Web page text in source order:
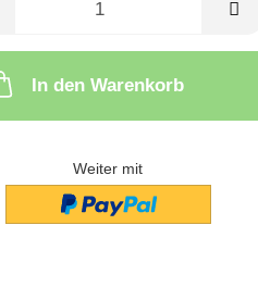
In den Warenkorb
Weiter mit